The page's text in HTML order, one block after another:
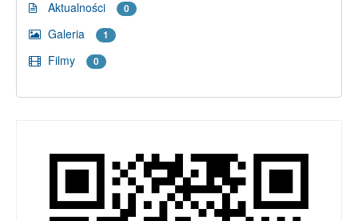
Aktualności 0
Galeria 1
Filmy 0